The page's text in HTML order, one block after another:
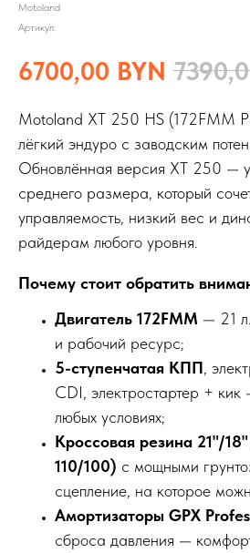
Motoland
Артикул:
6700,00 BYN
Motoland XT 250 HS (172FMM
лёгкий эндуро с заводским
Обновлённая версия XT 250 —
среднего размера, который
управляемость, низкий вес и
райдерам любого уровня.
Почему стоит обратить
Двигатель 172FMM — 21
и рабочий ресурс;
5-ступенчатая КПП,
CDI, электростартер + кик
любых условиях;
Кроссовая резина 21"/
110/100) с мощными
сцепление, на которое
Амортизаторы GPX
сброса давления —